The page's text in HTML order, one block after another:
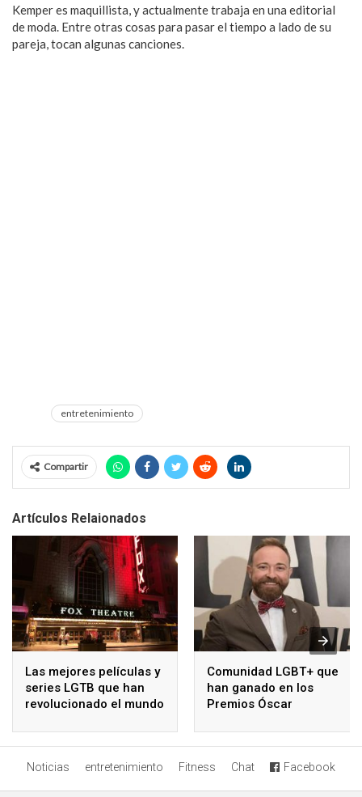
Kemper es maquillista, y actualmente trabaja en una editorial
de moda. Entre otras cosas para pasar el tiempo a lado de su
pareja, tocan algunas canciones.
entretenimiento
Compartir
Artículos Relaionados
Las mejores películas y
series LGTB que han
revolucionado el mundo
Comunidad LGBT+ que
han ganado en los
Premios Óscar
Noticias entretenimiento Fitness Chat Facebook